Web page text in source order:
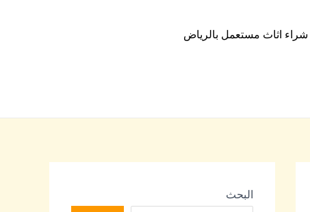
شراء اثاث مستعمل بالرياض
البحث